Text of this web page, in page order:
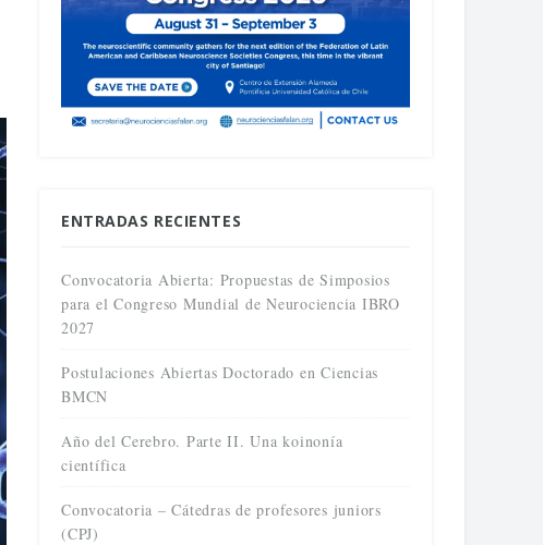
ENTRADAS RECIENTES
Convocatoria Abierta: Propuestas de Simposios
para el Congreso Mundial de Neurociencia IBRO
2027
Postulaciones Abiertas Doctorado en Ciencias
BMCN
Año del Cerebro. Parte II. Una koinonía
científica
Convocatoria – Cátedras de profesores juniors
(CPJ)